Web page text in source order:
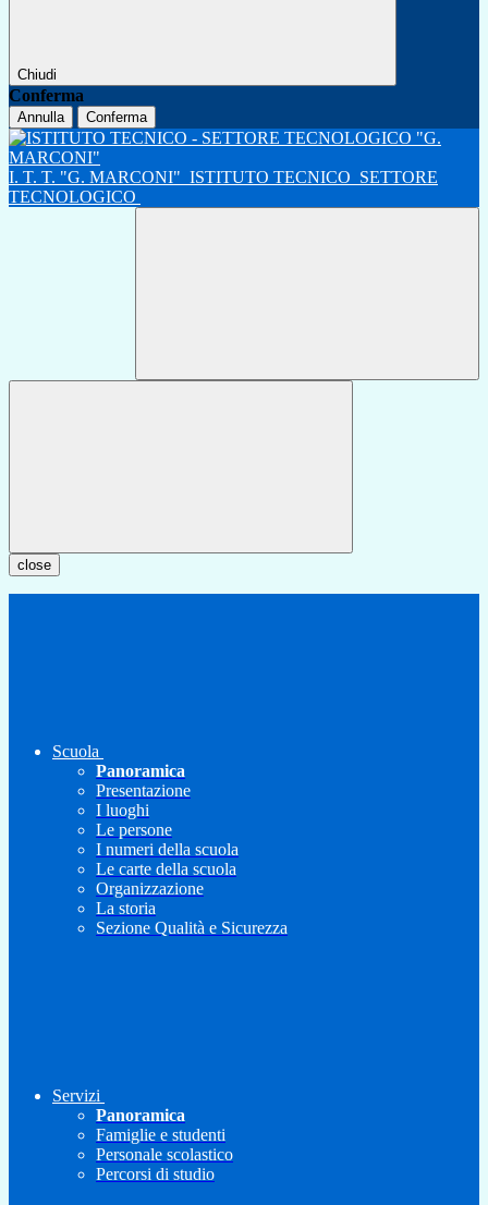
Chiudi
Conferma
Annulla Conferma
I. T. T. "G. MARCONI" ISTITUTO TECNICO SETTORE
TECNOLOGICO
close
Scuola
Panoramica
Presentazione
I luoghi
Le persone
I numeri della scuola
Le carte della scuola
Organizzazione
La storia
Sezione Qualità e Sicurezza
Servizi
Panoramica
Famiglie e studenti
Personale scolastico
Percorsi di studio